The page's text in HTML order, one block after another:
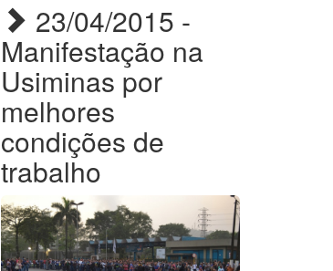
23/04/2015 -
Manifestação na
Usiminas por
melhores
condições de
trabalho